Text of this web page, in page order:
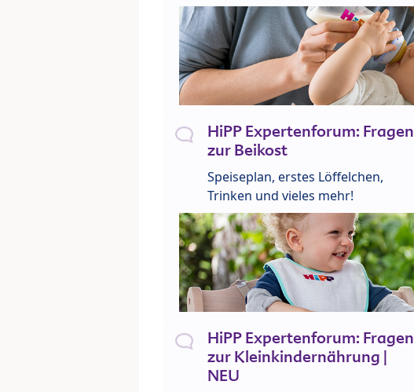
HiPP Expertenforum: Fragen
zur Beikost
Speiseplan, erstes Löffelchen,
Trinken und vieles mehr!
HiPP Expertenforum: Fragen
zur Kleinkindernährung |
NEU